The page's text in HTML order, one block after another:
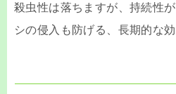
殺虫性は落ちますが、持続性
シの侵入も防げる、長期的な効